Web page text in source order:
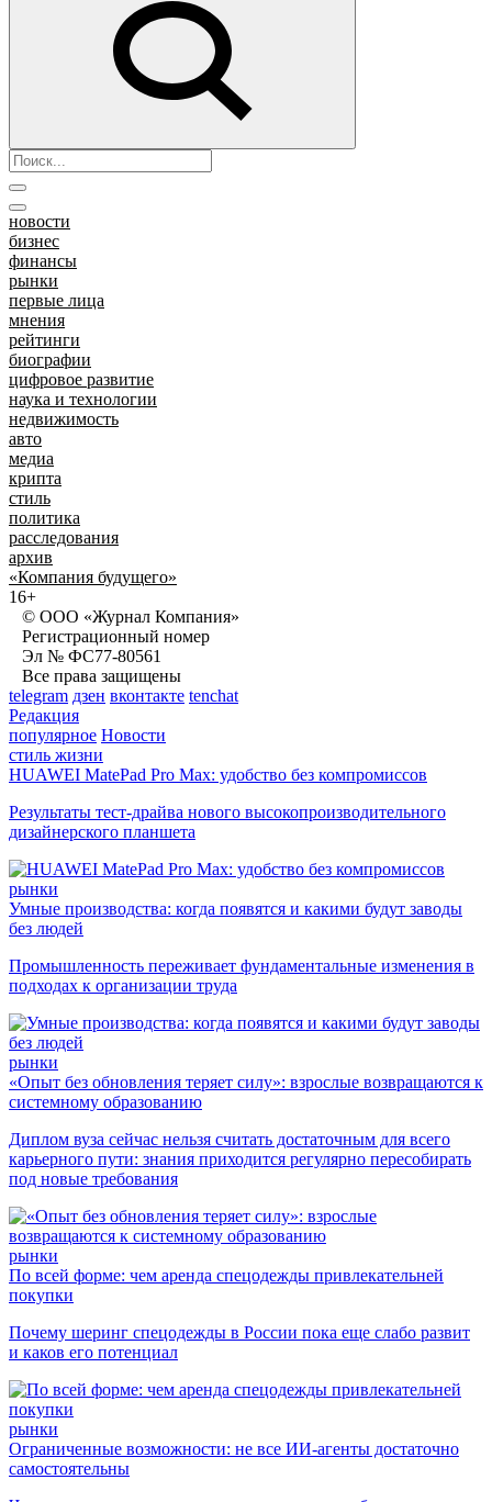
новости
бизнес
финансы
рынки
первые лица
мнения
рейтинги
биографии
цифровое развитие
наука и технологии
недвижимость
авто
медиа
крипта
стиль
политика
расследования
архив
«Компания будущего»
16+
© ООО «Журнал Компания»
Регистрационный номер
Эл № ФС77-80561
Все права защищены
telegram дзен вконтакте tenchat
Редакция
популярное Новости
стиль жизни
HUAWEI MatePad Pro Max: удобство без компромиссов
Результаты тест-драйва нового высокопроизводительного
дизайнерского планшета
рынки
Умные производства: когда появятся и какими будут заводы
без людей
Промышленность переживает фундаментальные изменения в
подходах к организации труда
рынки
«Опыт без обновления теряет силу»: взрослые возвращаются к
системному образованию
Диплом вуза сейчас нельзя считать достаточным для всего
карьерного пути: знания приходится регулярно пересобирать
под новые требования
рынки
По всей форме: чем аренда спецодежды привлекательней
покупки
Почему шеринг спецодежды в России пока еще слабо развит
и каков его потенциал
рынки
Ограниченные возможности: не все ИИ-агенты достаточно
самостоятельны